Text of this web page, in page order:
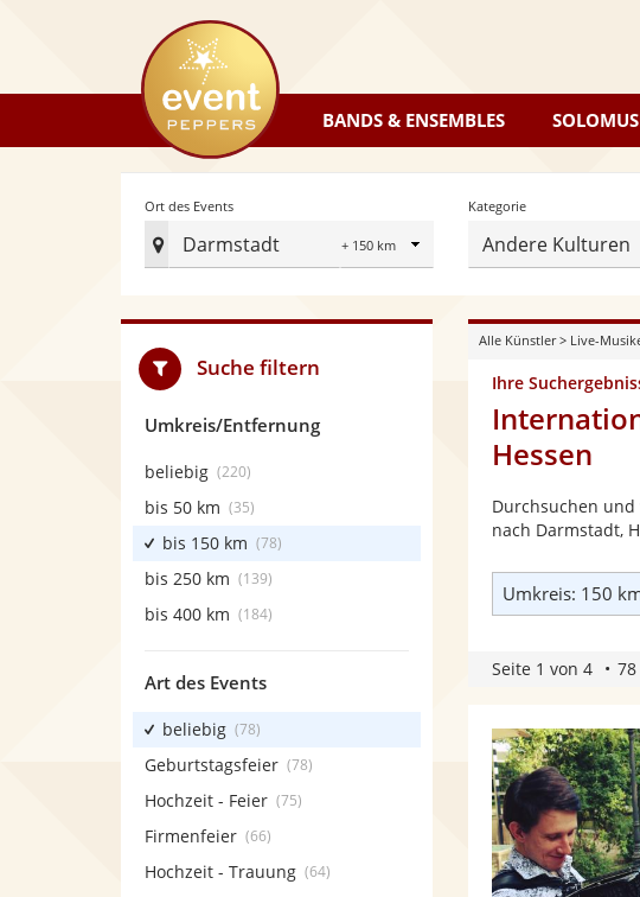
eventpeppers
BANDS & ENSEMBLES
Ort des Events
Darmstadt
Radius
Ort
Events
festlegen
Kategorie
Andere Kulturen
Alle Künstler> Live-
Ihre
Hessen
Durchsuchen
nach Darmstadt,
Umkreis: 150
Seite 1 von 4
Suche filtern
Umkreis/Entfernung
beliebig (220)
bis 50 km (35)
bis 150 km (78)
bis 250 km (139)
bis 400 km (184)
Art des Events
beliebig (78)
Geburtstagsfeier (78)
Hochzeit - Feier (75)
Firmenfeier (66)
Hochzeit - Trauung (64)